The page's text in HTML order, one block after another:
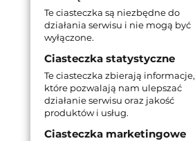
Te ciasteczka są niezbędne do
działania serwisu i nie mogą być
wyłączone.
Ciasteczka statystyczne
Te ciasteczka zbierają informacje,
które pozwalają nam ulepszać
działanie serwisu oraz jakość
produktów i usług.
Ciasteczka marketingowe